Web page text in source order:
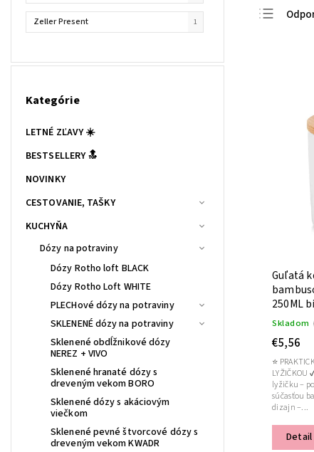
Zeller Present 1
Kategórie
LETNÉ ZĽAVY ☀️
BESTSELLERY 🔝
NOVINKY
CESTOVANIE, TAŠKY
KUCHYŇA
Dózy na potraviny
Dózy Rotho loft BLACK
Dózy Rotho Loft WHITE
PLECHové dózy na potraviny
SKLENENÉ dózy na potraviny
Sklenené obdĺžnikové dózy
NEREZ + VIVO
Sklenené hranaté dózy s
dreveným vekom BORO
Sklenené dózy s akáciovým
viečkom
Sklenené pevné štvorcové dózy s
dreveným vekom KWADR
Guľatá
250ML
Skladom
€5,56
Detail
⭐
LYŽIČKOU ✔ Odnímateľné veko s výrezom pre
lyžičku –
súčasťou
dizajn –...